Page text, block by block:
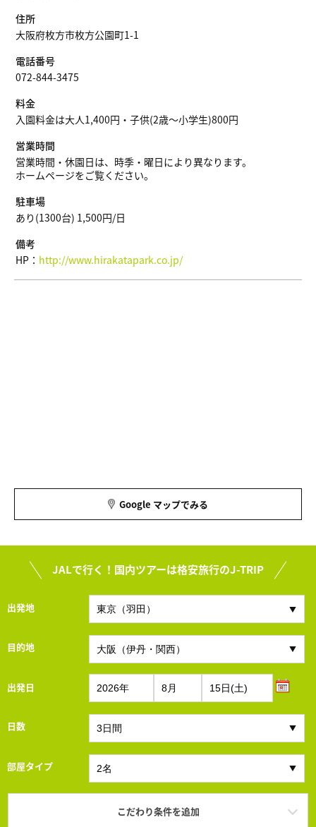
住所
大阪府枚方市枚方公園町1-1
電話番号
072-844-3475
料金
入園料金は大人1,400円・子供(2歳～小学生)800円
営業時間
営業時間・休園日は、時季・曜日により異なります。
ホームページをご覧ください。
駐車場
あり(1300台) 1,500円/日
備考
HP： http://www.hirakatapark.co.jp/
Google マップでみる
JALで行く！国内ツアーは格安旅行のJ-TRIP
出発地
目的地
出発日
日数
部屋タイプ
こだわり条件を追加